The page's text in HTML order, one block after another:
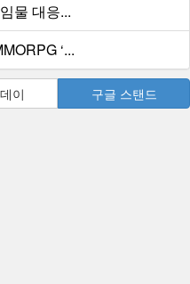
물 대응...
‘...
이 구글 스탠드